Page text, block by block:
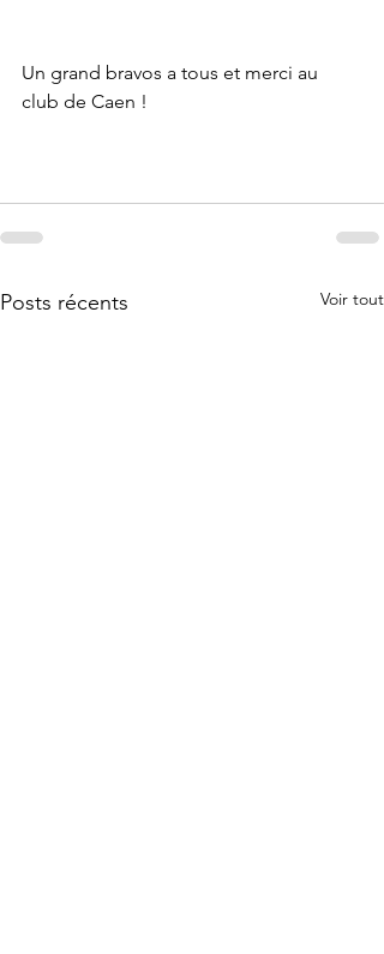
Un grand bravos a tous et merci au
club de Caen !
Posts récents Voir tout